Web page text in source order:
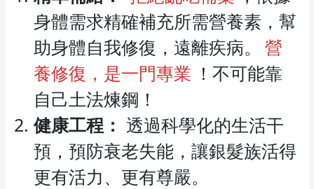
身體需求精確補充所需營養素，幫
助身體自我修復，遠離疾病。
營
養修復，是一門專業 ！不可能靠
自己土法煉鋼！
健康工程： 透過科學化的生活干
預，預防衰老失能，讓銀髮族活得
更有活力、更有尊嚴。